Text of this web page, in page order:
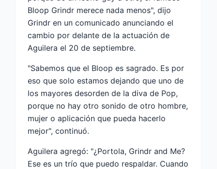
Bloop Grindr merece nada menos", dijo
Grindr en un comunicado anunciando el
cambio por delante de la actuación de
Aguilera el 20 de septiembre.
"Sabemos que el Bloop es sagrado. Es por
eso que solo estamos dejando que uno de
los mayores desorden de la diva de Pop,
porque no hay otro sonido de otro hombre,
mujer o aplicación que pueda hacerlo
mejor", continuó.
Aguilera agregó: "¿Portola, Grindr and Me?
Ese es un trío que puedo respaldar. Cuando